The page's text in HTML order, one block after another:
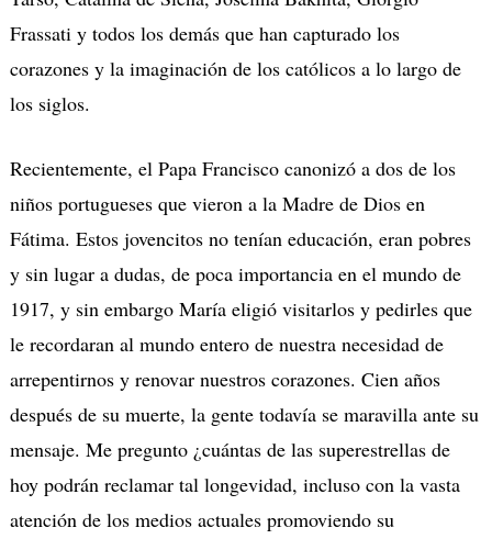
Frassati y todos los demás que han capturado los
corazones y la imaginación de los católicos a lo largo de
los siglos.
Recientemente, el Papa Francisco canonizó a dos de los
niños portugueses que vieron a la Madre de Dios en
Fátima. Estos jovencitos no tenían educación, eran pobres
y sin lugar a dudas, de poca importancia en el mundo de
1917, y sin embargo María eligió visitarlos y pedirles que
le recordaran al mundo entero de nuestra necesidad de
arrepentirnos y renovar nuestros corazones. Cien años
después de su muerte, la gente todavía se maravilla ante su
mensaje. Me pregunto ¿cuántas de las superestrellas de
hoy podrán reclamar tal longevidad, incluso con la vasta
atención de los medios actuales promoviendo su